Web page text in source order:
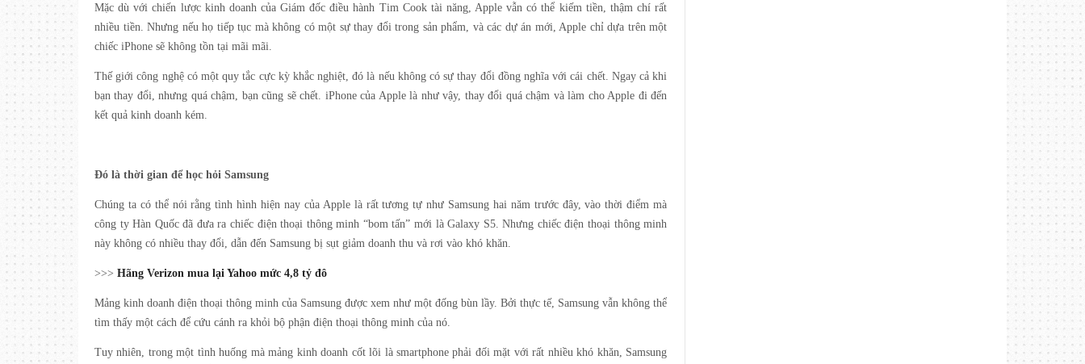
Mặc dù với chiến lược kinh doanh của Giám đốc điều hành Tim Cook tài năng, Apple vẫn có thể kiếm tiền, thậm chí rất
nhiều tiền. Nhưng nếu họ tiếp tục mà không có một sự thay đổi trong sản phẩm, và các dự án mới, Apple chỉ dựa trên một
chiếc iPhone sẽ không tồn tại mãi mãi.
Thế giới công nghệ có một quy tắc cực kỳ khắc nghiệt, đó là nếu không có sự thay đổi đồng nghĩa với cái chết. Ngay cả khi
bạn thay đổi, nhưng quá chậm, bạn cũng sẽ chết. iPhone của Apple là như vậy, thay đổi quá chậm và làm cho Apple đi đến
kết quả kinh doanh kém.
Đó là thời gian để học hỏi Samsung
Chúng ta có thể nói rằng tình hình hiện nay của Apple là rất tương tự như Samsung hai năm trước đây, vào thời điểm mà
công ty Hàn Quốc đã đưa ra chiếc điện thoại thông minh “bom tấn” mới là Galaxy S5. Nhưng chiếc điện thoại thông minh
này không có nhiều thay đổi, dẫn đến Samsung bị sụt giảm doanh thu và rơi vào khó khăn.
>>> Hãng Verizon mua lại Yahoo mức 4,8 tỷ đô
Mảng kinh doanh điện thoại thông minh của Samsung được xem như một đống bùn lầy. Bởi thực tế, Samsung vẫn không thể
tìm thấy một cách để cứu cánh ra khỏi bộ phận điện thoại thông minh của nó.
Tuy nhiên, trong một tình huống mà mảng kinh doanh cốt lõi là smartphone phải đối mặt với rất nhiều khó khăn, Samsung